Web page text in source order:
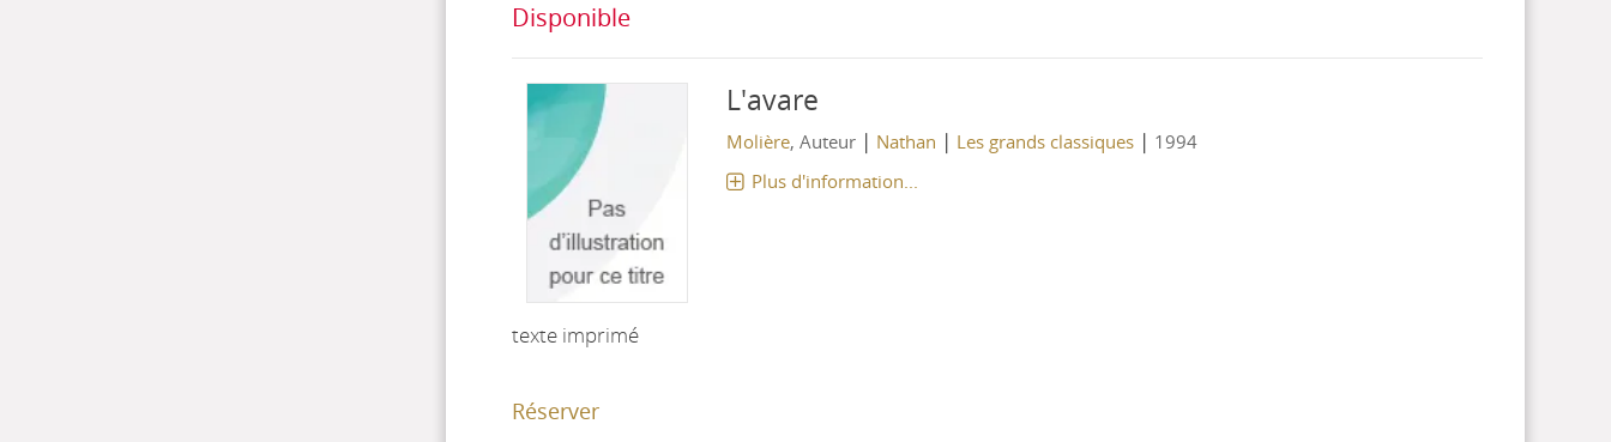
Disponible
texte imprimé
L'avare
Molière, Auteur | Nathan | Les grands classiques| 1994
Plus d'information...
Réserver